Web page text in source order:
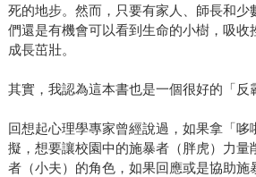
死的地步。然而，只要有家人、師長和少
們還是有機會可以看到生命的小樹，吸收
成長茁壯。
其實，我認為這本書也是一個很好的「反
回想起心理學專家曾經說過，如果拿「哆
擬，想要讓校園中的施暴者（胖虎）力量
者（小夫）的角色，如果回應或是協助施